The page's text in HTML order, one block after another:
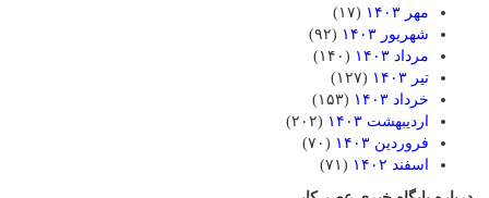
مهر ۱۴۰۳
(۱۷)
شهریور ۱۴۰۳
(۹۲)
مرداد ۱۴۰۳
(۱۴۰)
تیر ۱۴۰۳
(۱۲۷)
خرداد ۱۴۰۳
(۱۵۳)
اردیبهشت ۱۴۰۳
(۲۰۲)
فروردین ۱۴۰۳
(۷۰)
اسفند ۱۴۰۲
(۷۱)